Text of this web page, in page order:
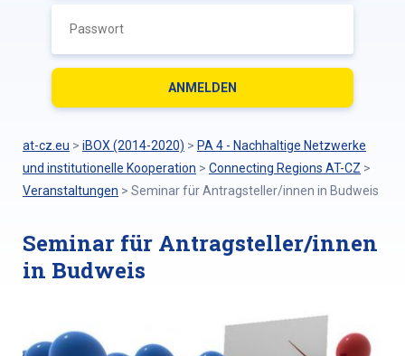
at-cz.eu > iBOX (2014-2020) > PA 4 - Nachhaltige Netzwerke
und institutionelle Kooperation > Connecting Regions AT-CZ >
Veranstaltungen > Seminar für Antragsteller/innen in Budweis
Seminar für Antragsteller/innen
in Budweis